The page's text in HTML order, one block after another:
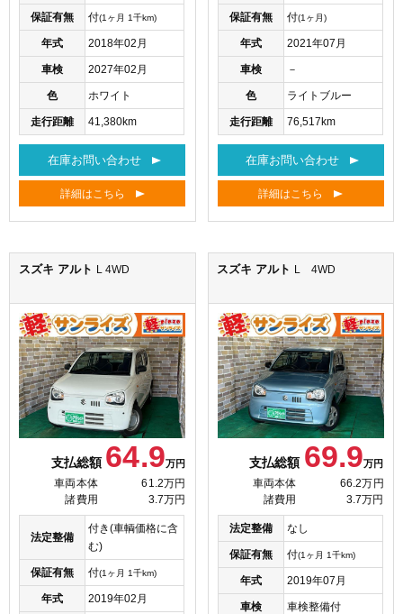
保証有無 付(1ヶ月 1千km)
年式 2018年02月
車検 2027年02月
色 ホワイト
走行距離 41,380km
在庫お問い合わせ
詳細はこちら
保証有無 付(1ヶ月)
年式 2021年07月
車検 －
色 ライトブルー
走行距離 76,517km
在庫お問い合わせ
詳細はこちら
スズキ アルト L 4WD
支払総額 64.9万円
車両本体
61.2万円
諸費用
3.7万円
法定整備
付き(車輌価格に含
む)
保証有無 付(1ヶ月 1千km)
年式 2019年02月
スズキ アルト L 4WD
支払総額 69.9万円
車両本体
66.2万円
諸費用
3.7万円
法定整備 なし
保証有無 付(1ヶ月 1千km)
年式 2019年07月
車検 車検整備付